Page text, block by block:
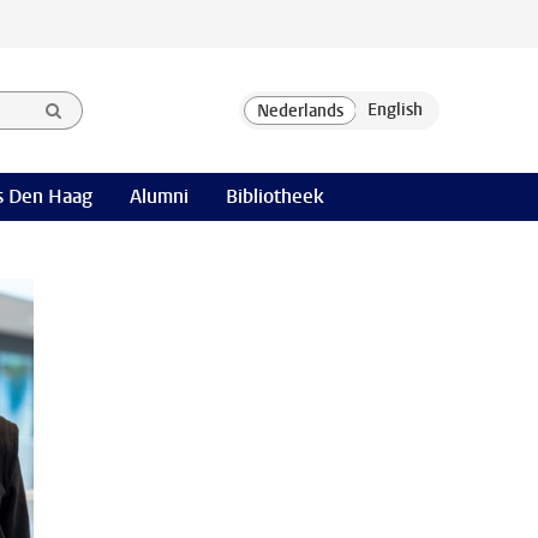
Den Haag Alumni Bibliotheek